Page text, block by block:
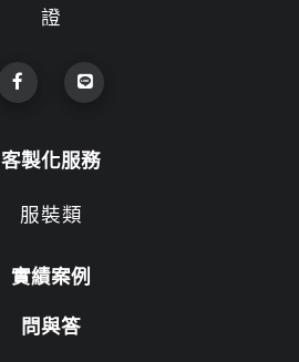
證
客製化服務
服裝類
實績案例
問與答